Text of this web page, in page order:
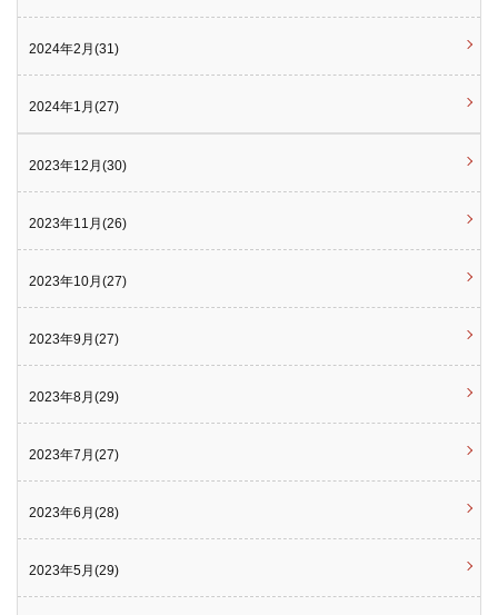
2024年2月(31)
2024年1月(27)
2023年12月(30)
2023年11月(26)
2023年10月(27)
2023年9月(27)
2023年8月(29)
2023年7月(27)
2023年6月(28)
2023年5月(29)